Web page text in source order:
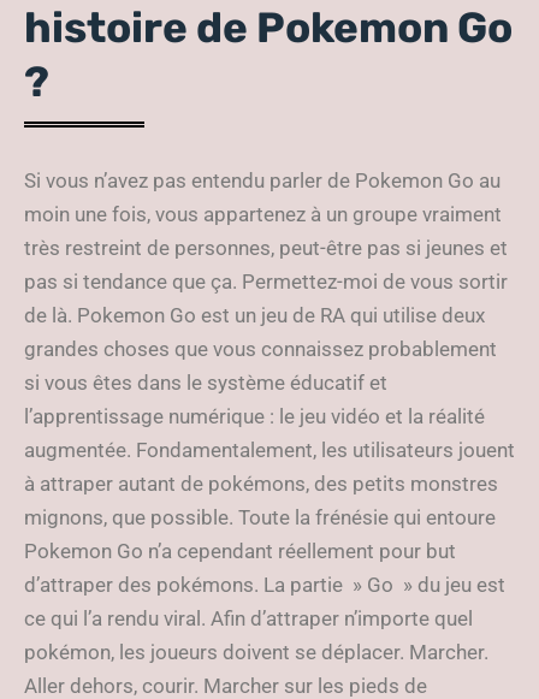
histoire de Pokemon Go
?
Si vous n’avez pas entendu parler de Pokemon Go au
moin une fois, vous appartenez à un groupe vraiment
très restreint de personnes, peut-être pas si jeunes et
pas si tendance que ça. Permettez-moi de vous sortir
de là. Pokemon Go est un jeu de RA qui utilise deux
grandes choses que vous connaissez probablement
si vous êtes dans le système éducatif et
l’apprentissage numérique : le jeu vidéo et la réalité
augmentée. Fondamentalement, les utilisateurs jouent
à attraper autant de pokémons, des petits monstres
mignons, que possible. Toute la frénésie qui entoure
Pokemon Go n’a cependant réellement pour but
d’attraper des pokémons. La partie » Go » du jeu est
ce qui l’a rendu viral. Afin d’attraper n’importe quel
pokémon, les joueurs doivent se déplacer. Marcher.
Aller dehors, courir. Marcher sur les pieds de